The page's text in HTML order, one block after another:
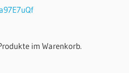
im Warenkorb.